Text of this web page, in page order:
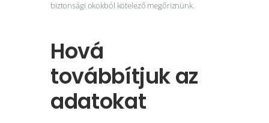
biztonsági okokból kötelező megőriznünk.
Hová
továbbítjuk az
adatokat